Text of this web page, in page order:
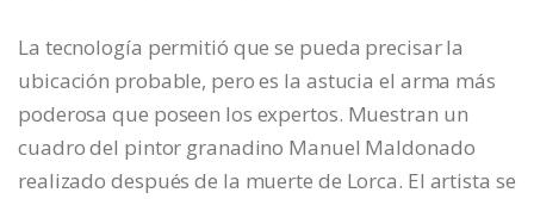
La tecnología permitió que se pueda precisar la
ubicación probable, pero es la astucia el arma más
poderosa que poseen los expertos. Muestran un
cuadro del pintor granadino Manuel Maldonado
realizado después de la muerte de Lorca. El artista se